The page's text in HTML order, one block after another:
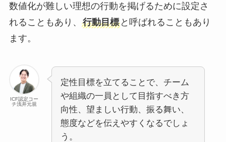
数値化が難しい理想の行動を掲げるために設定さ
れることもあり、 行動目標と呼ばれることもあり
ます。
ICF認定コー
チ浅井元規
定性目標を立てることで、チーム
や組織の一員として目指すべき方
向性、望ましい行動、振る舞い、
態度などを伝えやすくなるでしょ
う。